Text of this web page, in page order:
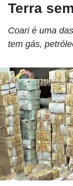
Terra
Coari é uma
tem gás,